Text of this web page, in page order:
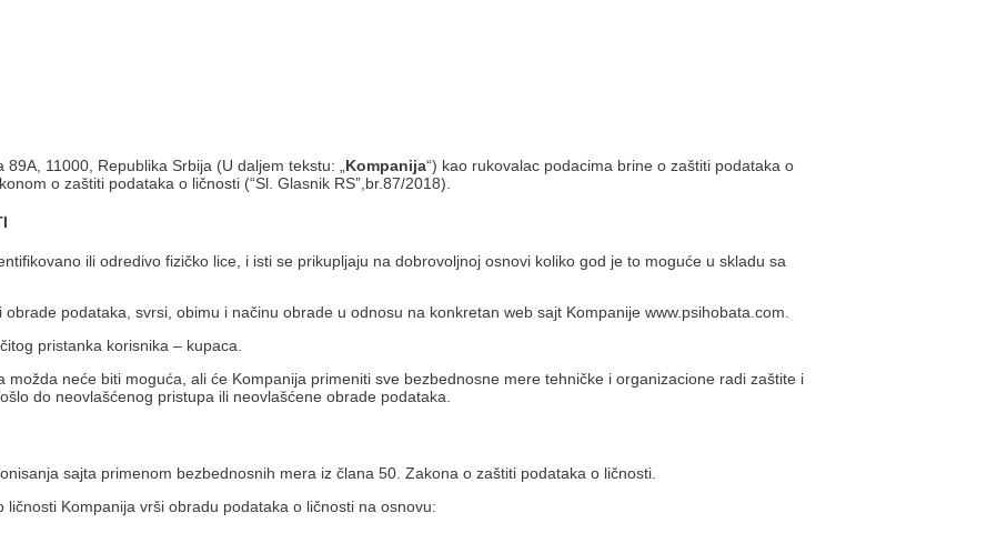
11000, Republika Srbija (U daljem tekstu: „Kompanija“) kao rukovalac podacima brine o zaštiti podataka o
o zaštiti podataka o ličnosti (“Sl. Glasnik RS”,br.87/2018).
ili odredivo fizičko lice, i isti se prikupljaju na dobrovoljnoj osnovi koliko god je to moguće u skladu sa
podataka, svrsi, obimu i načinu obrade u odnosu na konkretan web sajt Kompanije www.psihobata.com.
pristanka korisnika – kupaca.
neće biti moguća, ali će Kompanija primeniti sve bezbednosne mere tehničke i organizacione radi zaštite i
do neovlašćenog pristupa ili neovlašćene obrade podataka.
sajta primenom bezbednosnih mera iz člana 50. Zakona o zaštiti podataka o ličnosti.
Kompanija vrši obradu podataka o ličnosti na osnovu: